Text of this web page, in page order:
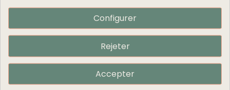
Réduction De L'inflammation
Les acides gras oméga-3 présents dans la moule verte pour
chiens possèdent des propriétés anti-inflammatoires
puissantes. Ils aident à moduler la réponse inflammatoire du
corps, réduisant les symptômes associés aux inflammations
chroniques. Cela peut être bénéfique non seulement pour
les articulations, mais aussi pour la peau, le cœur, et d'autres
systèmes corporels de votre chien.
Configurer
Rejeter
Accepter